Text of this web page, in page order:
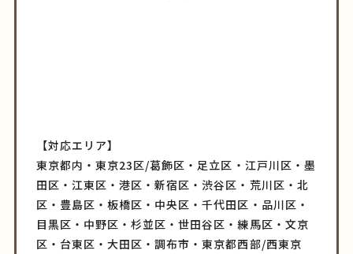
【対応エリア】
東京都内・東京23区/葛飾区・足立区・江戸川区・墨
田区・江東区・港区・新宿区・渋谷区・荒川区・北
区・豊島区・板橋区・中央区・千代田区・品川区・
目黒区・中野区・杉並区・世田谷区・練馬区・文京
区・台東区・大田区・調布市・東京都西部/西東京